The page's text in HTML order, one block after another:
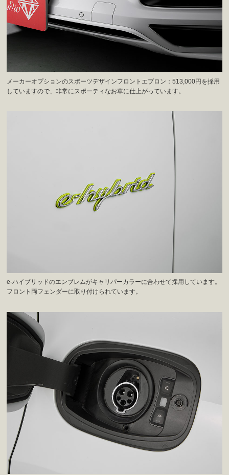
メーカーオプションのスポーツデザインフロントエプロン：513,000円を採用
していますので、非常にスポーティなお車に仕上がっています。
e-ハイブリッドのエンブレムがキャリパーカラーに合わせて採用しています。
フロント両フェンダーに取り付けられています。